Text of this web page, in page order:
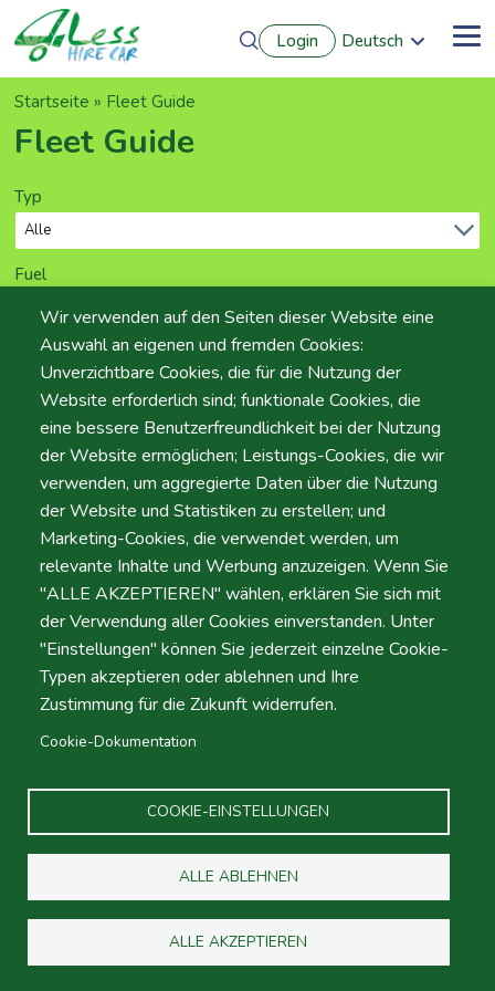
Direkt
zum
Inhalt
Login
Deutsch
Wir verwenden auf den Seiten dieser Website eine
Auswahl an eigenen und fremden Cookies:
Unverzichtbare Cookies, die für die Nutzung der
Website erforderlich sind; funktionale Cookies, die
eine bessere Benutzerfreundlichkeit bei der Nutzung
der Website ermöglichen; Leistungs-Cookies, die wir
verwenden, um aggregierte Daten über die Nutzung
der Website und Statistiken zu erstellen; und
Marketing-Cookies, die verwendet werden, um
relevante Inhalte und Werbung anzuzeigen. Wenn Sie
"ALLE AKZEPTIEREN" wählen, erklären Sie sich mit
der Verwendung aller Cookies einverstanden. Unter
"Einstellungen" können Sie jederzeit einzelne Cookie-
Typen akzeptieren oder ablehnen und Ihre
Zustimmung für die Zukunft widerrufen.
Cookie-Dokumentation
COOKIE-EINSTELLUNGEN
ALLE ABLEHNEN
ALLE AKZEPTIEREN
Pfadnavigation
Startseite Fleet Guide
Fleet Guide
Typ
Fuel
Doors
Seats
Bags
Shifts
Gruppe B - ECMV